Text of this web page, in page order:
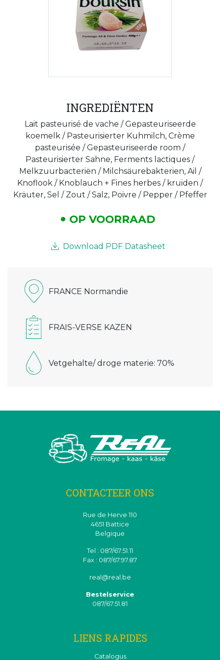
INGREDIËNTEN
Lait pasteurisé de vache / Gepasteuriseerde
koemelk / Pasteurisierter Kuhmilch, Crème
pasteurisée / Gepasteuriseerde room /
Pasteurisierter Sahne, Ferments lactiques /
Melkzuurbacteriën / Milchsäurebakterien, Ail /
Knoflook / Knoblauch + Fines herbes / kruiden /
Kräuter, Sel / Zout / Salz, Poivre / Pepper / Pfeffer
OP VOORRAAD
Download PDF Datasheet
FRANCE Normandie
FRAIS-VERSE KAZEN
Vetgehalte/ droge materie: 70%
CONTACTEER ONS
Rue de Herve 110
4651 Battice
Belgique
Tel : 087/67.51.11
Fax : 087/67.97.87
real@real.be
Bestelservice
087/67.51.81
LIENS RAPIDES
Catalogus